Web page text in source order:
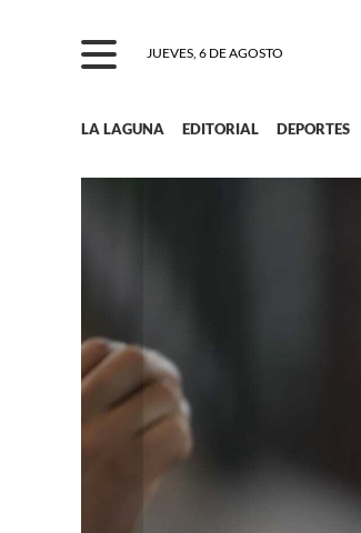
JUEVES, 6 DE AGOSTO
LA LAGUNA EDITORIAL DEPORTES